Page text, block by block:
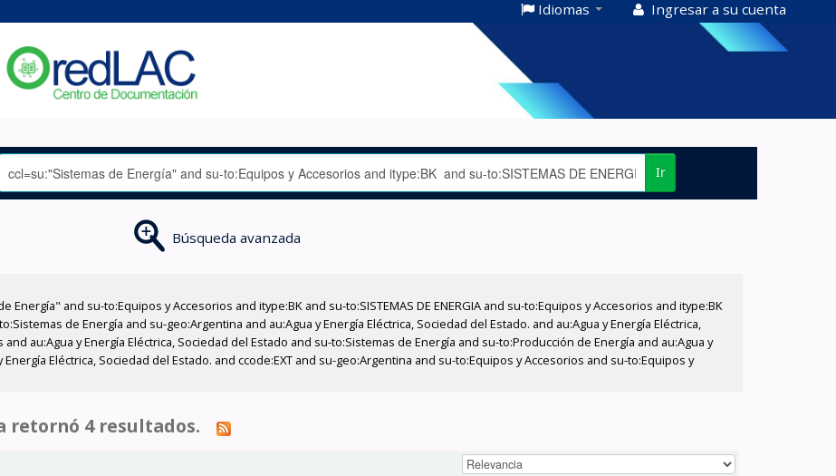
Idiomas Ingresar a su cuenta
Ir
Búsqueda avanzada
and su-to:Equipos y Accesorios and itype:BK and su-to:SISTEMAS DE ENERGIA and su-to:Equipos y Accesorios and itype:BK
de Energía and su-geo:Argentina and au:Agua y Energía Eléctrica, Sociedad del Estado. and au:Agua y Energía Eléctrica,
au:Agua y Energía Eléctrica, Sociedad del Estado and su-to:Sistemas de Energía and su-to:Producción de Energía and au:Agua y
Eléctrica, Sociedad del Estado. and ccode:EXT and su-geo:Argentina and su-to:Equipos y Accesorios and su-to:Equipos y
retornó 4 resultados.